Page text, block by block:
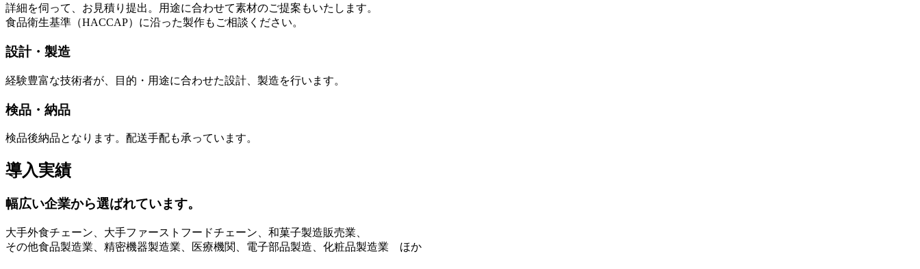
詳細を伺って、お見積り提出。用途に合わせて素材のご提案もいたします。
食品衛生基準（HACCAP）に沿った製作もご相談ください。
設計・製造
経験豊富な技術者が、目的・用途に合わせた設計、製造を行います。
検品・納品
検品後納品となります。配送手配も承っています。
導入実績
幅広い企業から選ばれています。
大手外食チェーン、大手ファーストフードチェーン、和菓子製造販売業、
その他食品製造業、精密機器製造業、医療機関、電子部品製造、化粧品製造業 ほか